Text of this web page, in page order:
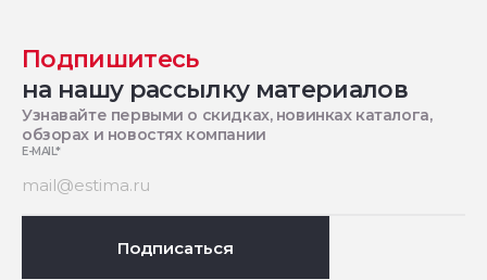
Подпишитесь
на нашу рассылку материалов
Узнавайте первыми о скидках, новинках каталога,
обзорах и новостях компании
E-MAIL*
Подписаться